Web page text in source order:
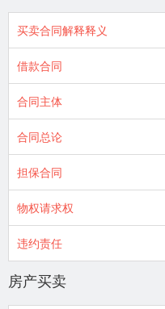
买卖合同解释释义
借款合同
合同主体
合同总论
担保合同
物权请求权
违约责任
房产买卖